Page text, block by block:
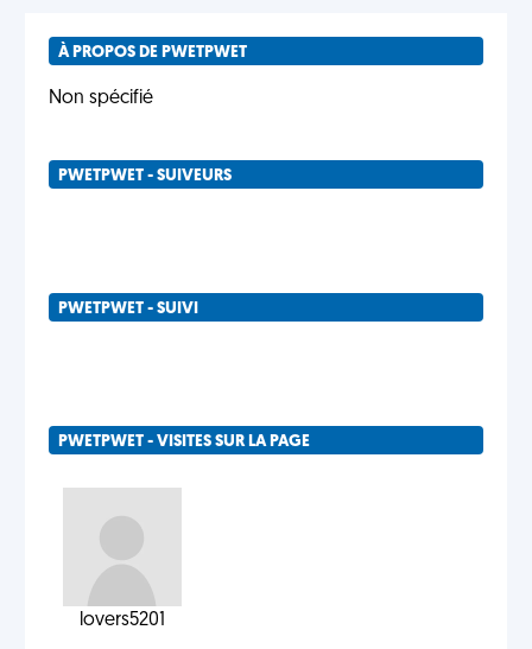
À PROPOS DE PWETPWET
Non spécifié
PWETPWET - SUIVEURS
PWETPWET - SUIVI
PWETPWET - VISITES SUR LA PAGE
lovers5201